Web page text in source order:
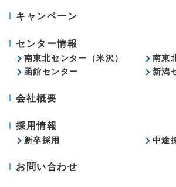
キャンペーン
センター情報
南東北センター（米沢）
南東
函館センター
新潟
会社概要
採用情報
新卒採用 中途
お問い合わせ